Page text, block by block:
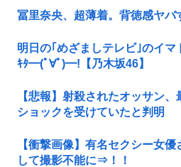
冨里奈央、超薄着。背徳感ヤバ
明日の｢めざましテレビ｣のイ
ｷﾀ━(ﾟ∀ﾟ)━!【乃木坂46】
【悲報】射殺されたオッサン
ショックを受けていたと判明
【衝撃画像】有名セクシー女
して撮影不能に⇒！！